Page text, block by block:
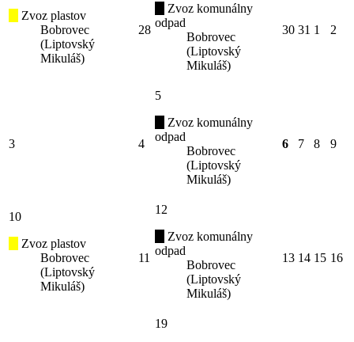
Zvoz plastov
Bobrovec
(Liptovský
Mikuláš)
28
Zvoz komunálny
odpad
Bobrovec
(Liptovský
Mikuláš)
30 31 1 2
3 4
5
Zvoz komunálny
odpad
Bobrovec
(Liptovský
Mikuláš)
6 7 8 9
10
Zvoz plastov
Bobrovec
(Liptovský
Mikuláš)
11
12
Zvoz komunálny
odpad
Bobrovec
(Liptovský
Mikuláš)
13 14 15 16
19